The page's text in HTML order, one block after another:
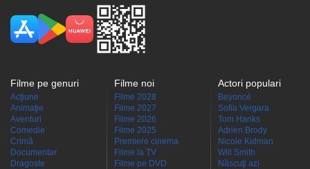
Filme pe genuri
Acţiune
Animaţie
Aventuri
Comedie
Crimă
Documentar
Dragoste
Filme noi
Filme 2028
Filme 2027
Filme 2026
Filme 2025
Premiere cinema
Filme la TV
Filme pe DVD
Actori populari
Beyoncé
Sofía Vergara
Tom Hanks
Adrien Brody
Nicole Kidman
Will Smith
Născuţi azi